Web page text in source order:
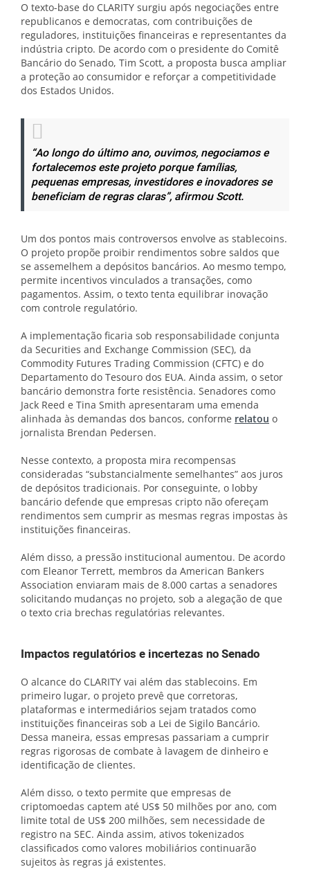
O texto-base do CLARITY surgiu após negociações entre
republicanos e democratas, com contribuições de
reguladores, instituições financeiras e representantes da
indústria cripto. De acordo com o presidente do Comitê
Bancário do Senado, Tim Scott, a proposta busca ampliar
a proteção ao consumidor e reforçar a competitividade
dos Estados Unidos.
“Ao longo do último ano, ouvimos, negociamos e
fortalecemos este projeto porque famílias,
pequenas empresas, investidores e inovadores se
beneficiam de regras claras”, afirmou Scott.
Um dos pontos mais controversos envolve as stablecoins.
O projeto propõe proibir rendimentos sobre saldos que
se assemelhem a depósitos bancários. Ao mesmo tempo,
permite incentivos vinculados a transações, como
pagamentos. Assim, o texto tenta equilibrar inovação
com controle regulatório.
A implementação ficaria sob responsabilidade conjunta
da Securities and Exchange Commission (SEC), da
Commodity Futures Trading Commission (CFTC) e do
Departamento do Tesouro dos EUA. Ainda assim, o setor
bancário demonstra forte resistência. Senadores como
Jack Reed e Tina Smith apresentaram uma emenda
alinhada às demandas dos bancos, conforme relatou o
jornalista Brendan Pedersen.
Nesse contexto, a proposta mira recompensas
consideradas “substancialmente semelhantes” aos juros
de depósitos tradicionais. Por conseguinte, o lobby
bancário defende que empresas cripto não ofereçam
rendimentos sem cumprir as mesmas regras impostas às
instituições financeiras.
Além disso, a pressão institucional aumentou. De acordo
com Eleanor Terrett, membros da American Bankers
Association enviaram mais de 8.000 cartas a senadores
solicitando mudanças no projeto, sob a alegação de que
o texto cria brechas regulatórias relevantes.
Impactos regulatórios e incertezas no Senado
O alcance do CLARITY vai além das stablecoins. Em
primeiro lugar, o projeto prevê que corretoras,
plataformas e intermediários sejam tratados como
instituições financeiras sob a Lei de Sigilo Bancário.
Dessa maneira, essas empresas passariam a cumprir
regras rigorosas de combate à lavagem de dinheiro e
identificação de clientes.
Além disso, o texto permite que empresas de
criptomoedas captem até US$ 50 milhões por ano, com
limite total de US$ 200 milhões, sem necessidade de
registro na SEC. Ainda assim, ativos tokenizados
classificados como valores mobiliários continuarão
sujeitos às regras já existentes.